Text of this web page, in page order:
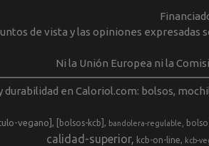
de vista y las opiniones
Ni la Unión Europea ni la
durabilidad en Caloriol.com: bolsos,
vegano] [bolsos-kcb] bandolera-regulable
calidad-superior
kcb-on-line kcb-